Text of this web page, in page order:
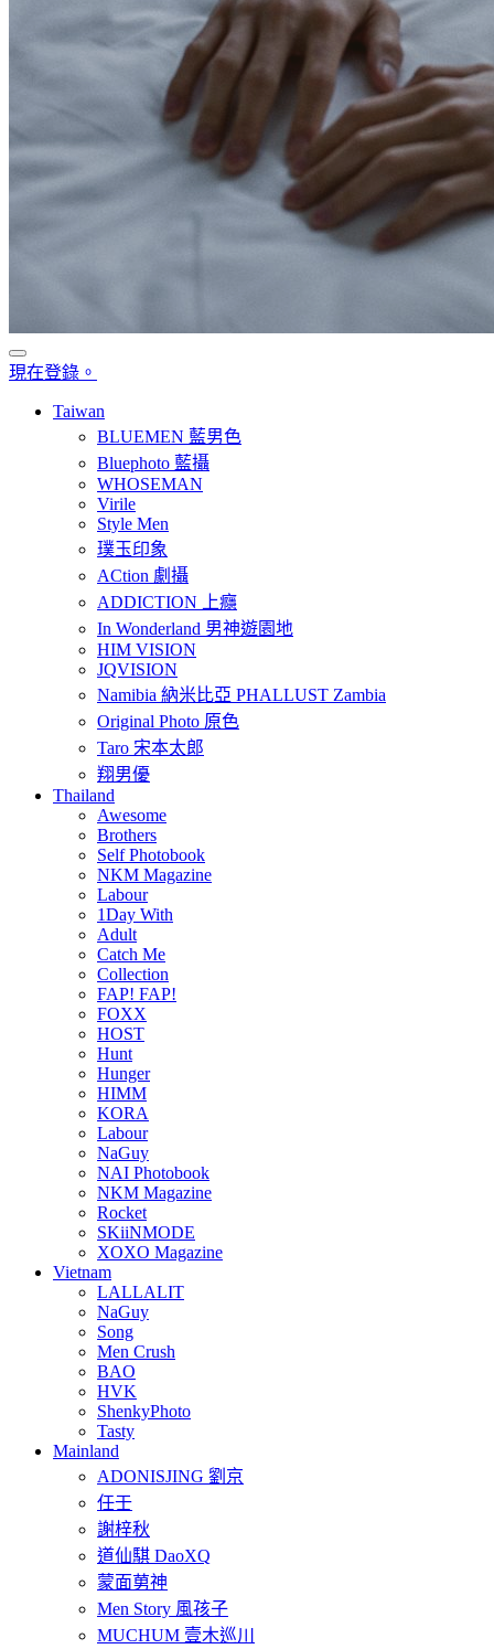
現在登錄。
Taiwan
BLUEMEN 藍男色
Bluephoto 藍攝
WHOSEMAN
Virile
Style Men
璞玉印象
ACtion 劇攝
ADDICTION 上癮
In Wonderland 男神遊園地
HIM VISION
JQVISION
Namibia 納米比亞 PHALLUST Zambia
Original Photo 原色
Taro 宋本太郎
翔男優
Thailand
Awesome
Brothers
Self Photobook
NKM Magazine
Labour
1Day With
Adult
Catch Me
Collection
FAP! FAP!
FOXX
HOST
Hunt
Hunger
HIMM
KORA
Labour
NaGuy
NAI Photobook
NKM Magazine
Rocket
SKiiNMODE
XOXO Magazine
Vietnam
LALLALIT
NaGuy
Song
Men Crush
BAO
HVK
ShenkyPhoto
Tasty
Mainland
ADONISJING 劉京
任壬
謝梓秋
道仙騏 DaoXQ
蒙面莮神
Men Story 風孩子
MUCHUM 壹木巡川